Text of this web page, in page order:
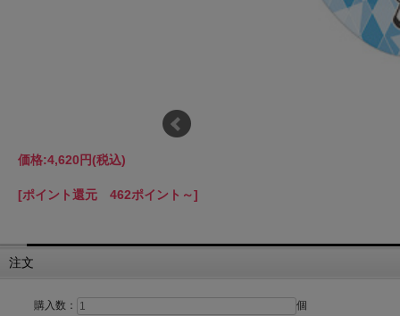
価格:4,620円(税込)
[ポイント還元 462ポイント～]
注文
購入数： 個